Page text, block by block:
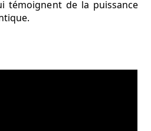
témoignent de la puissance